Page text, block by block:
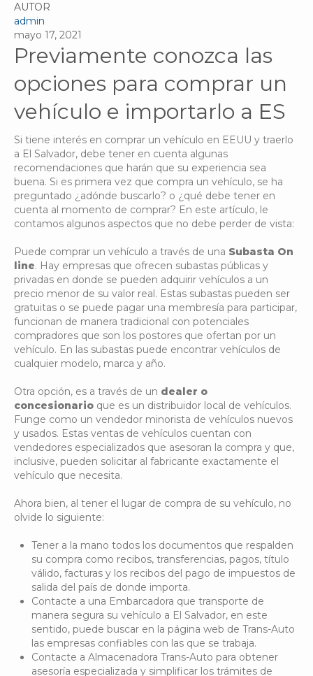
AUTOR
admin
mayo 17, 2021
Previamente conozca las
opciones para comprar un
vehículo e importarlo a ES
Si tiene interés en comprar un vehículo en EEUU y traerlo
a El Salvador, debe tener en cuenta algunas
recomendaciones que harán que su experiencia sea
buena. Si es primera vez que compra un vehículo, se ha
preguntado ¿adónde buscarlo? o ¿qué debe tener en
cuenta al momento de comprar? En este artículo, le
contamos algunos aspectos que no debe perder de vista:
Puede comprar un vehículo a través de una Subasta On
line. Hay empresas que ofrecen subastas públicas y
privadas en donde se pueden adquirir vehículos a un
precio menor de su valor real. Estas subastas pueden ser
gratuitas o se puede pagar una membresía para participar,
funcionan de manera tradicional con potenciales
compradores que son los postores que ofertan por un
vehículo. En las subastas puede encontrar vehículos de
cualquier modelo, marca y año.
Otra opción, es a través de un dealer o
concesionario que es un distribuidor local de vehículos.
Funge como un vendedor minorista de vehículos nuevos
y usados. Estas ventas de vehículos cuentan con
vendedores especializados que asesoran la compra y que,
inclusive, pueden solicitar al fabricante exactamente el
vehículo que necesita.
Ahora bien, al tener el lugar de compra de su vehículo, no
olvide lo siguiente:
Tener a la mano todos los documentos que respalden
su compra como recibos, transferencias, pagos, título
válido, facturas y los recibos del pago de impuestos de
salida del país de donde importa.
Contacte a una Embarcadora que transporte de
manera segura su vehículo a El Salvador, en este
sentido, puede buscar en la página web de Trans-Auto
las empresas confiables con las que se trabaja.
Contacte a Almacenadora Trans-Auto para obtener
asesoría especializada y simplificar los trámites de